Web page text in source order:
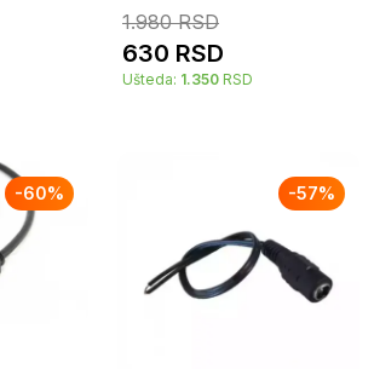
krajevima CCA 20m
1.980RSD
630 RSD
Ušteda: 1.350 RSD
-60% -57%